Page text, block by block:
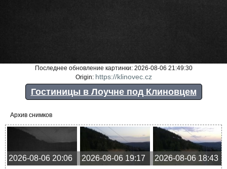
Последнее обновление картинки: 2026-08-06 21:49:30
Origin: https://klinovec.cz
Гостиницы в Лоучне под Клиновцем
Архив снимков
2026-08-06 20:06 2026-08-06 19:17 2026-08-06 18:43